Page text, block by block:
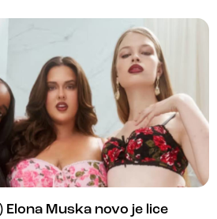
Muska novo je lice